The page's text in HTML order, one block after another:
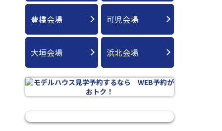
豊橋会場 可児会場
大垣会場 浜北会場